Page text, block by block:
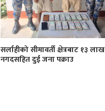
सर्लाहीको सीमावर्ती क्षेत्रबाट १३ लाख
नगदसहित दुई जना पक्राउ